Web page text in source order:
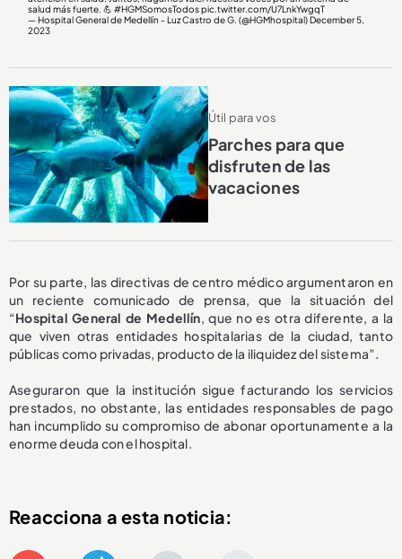
salud más fuerte. 💪#HGMSomosTodos pic.twitter.com/U7LnkYwgqT
— Hospital General de Medellín - Luz Castro de G. (@HGMhospital)December 5,
2023
Útil para vos
Parches para que
disfruten de las
vacaciones
Por su parte, las directivas de centro médico argumentaron en
un reciente comunicado de prensa, que la situación del
“Hospital General de Medellín, que no es otra diferente, a la
que viven otras entidades hospitalarias de la ciudad, tanto
públicas como privadas, producto de la iliquidez del sistema”.
Aseguraron que la institución sigue facturando los servicios
prestados, no obstante, las entidades responsables de pago
han incumplido su compromiso de abonar oportunamente a la
enorme deuda con el hospital.
Reacciona a esta noticia: